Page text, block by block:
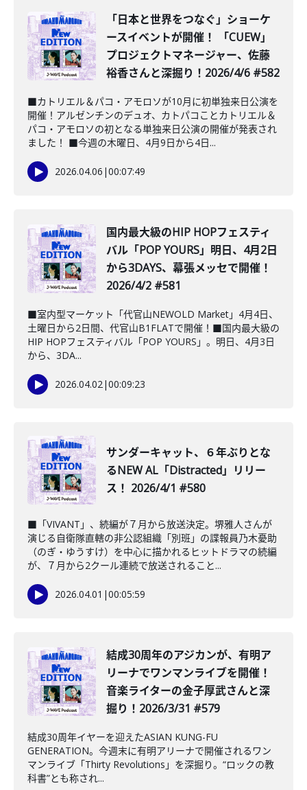
「日本と世界をつなぐ」ショーケ
ースイベントが開催！ 「CUEW」
プロジェクトマネージャー、佐藤
裕香さんと深掘り！2026/4/6 #582
■カトリエル＆パコ・アモロソが10月に初単独来日公演を
開催！アルゼンチンのデュオ、カトパコことカトリエル＆
パコ・アモロソの初となる単独来日公演の開催が発表され
ました！ ■今週の木曜日、4月9日から4日...
2026.04.06 |00:07:49
国内最大級のHIP HOPフェスティ
バル「POP YOURS」明日、4月2日
から3DAYS、幕張メッセで開催！
2026/4/2 #581
■室内型マーケット「代官山NEWOLD Market」4月4日、
土曜日から2日間、代官山B1FLATで開催！■国内最大級の
HIP HOPフェスティバル「POP YOURS」。明日、4月3日
から、3DA...
2026.04.02|00:09:23
サンダーキャット、６年ぶりとな
るNEW AL「Distracted」リリー
ス！ 2026/4/1 #580
■「VIVANT」、続編が７月から放送決定。堺雅人さんが
演じる自衛隊直轄の非公認組織「別班」の諜報員乃木憂助
（のぎ・ゆうすけ）を中心に描かれるヒットドラマの続編
が、７月から2クール連続で放送されること...
2026.04.01 |00:05:59
結成30周年のアジカンが、有明ア
リーナでワンマンライブを開催！
音楽ライターの金子厚武さんと深
掘り！2026/3/31 #579
結成30周年イヤーを迎えたASIAN KUNG-FU
GENERATION。今週末に有明アリーナで開催されるワン
マンライブ「Thirty Revolutions」を深掘り。“ロックの教
科書”とも称され...